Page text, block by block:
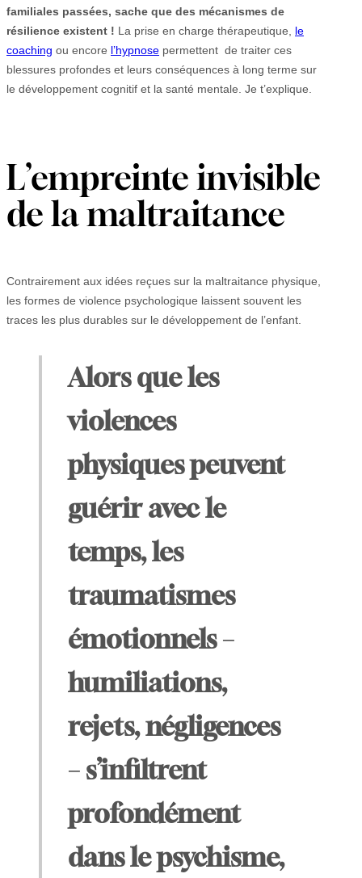
familiales passées, sache que des mécanismes de
résilience existent ! La prise en charge thérapeutique, le
coaching ou encore l’hypnose permettent de traiter ces
blessures profondes et leurs conséquences à long terme sur
le développement cognitif et la santé mentale. Je t’explique.
L’empreinte invisible
de la maltraitance
Contrairement aux idées reçues sur la maltraitance physique,
les formes de violence psychologique laissent souvent les
traces les plus durables sur le développement de l’enfant.
Alors que les
violences
physiques peuvent
guérir avec le
temps, les
traumatismes
émotionnels –
humiliations,
rejets, négligences
– s’infiltrent
profondément
dans le psychisme,